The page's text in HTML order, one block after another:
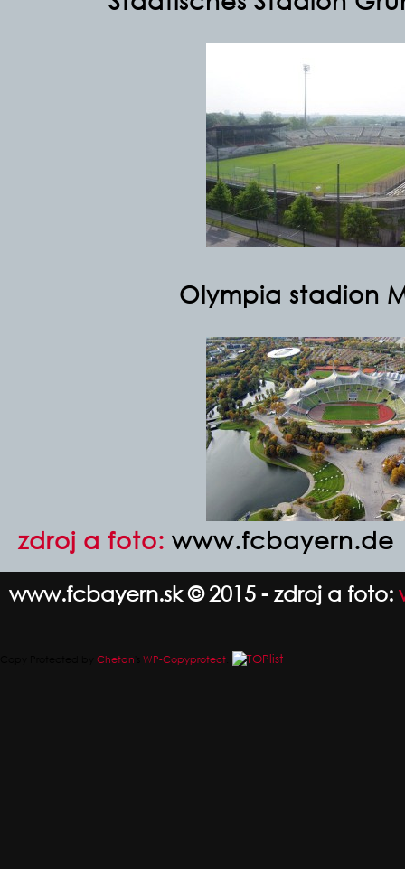
Olympia stadion
zdroj a foto: www.fcbayern.de
www.fcbayern.sk © 2015 - zdroj a foto:
Chetan WP-Copyprotect